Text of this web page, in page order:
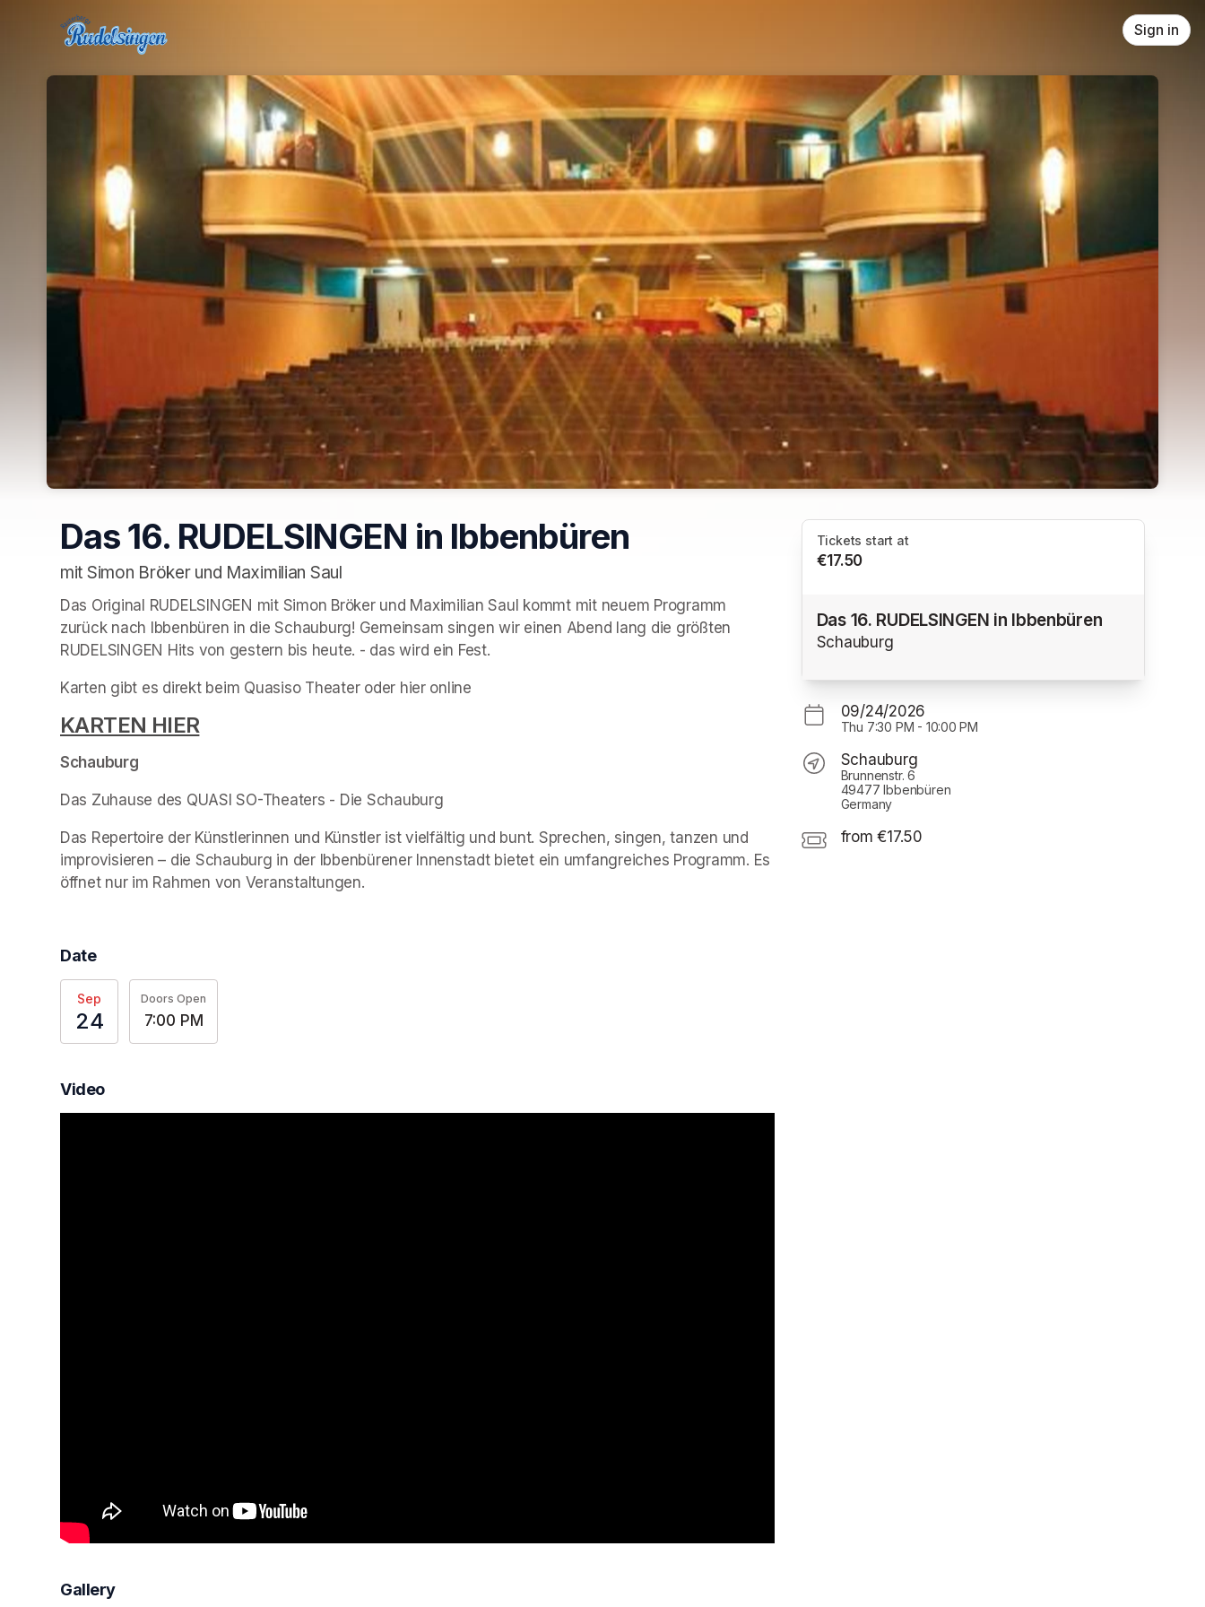
Skip header
Sign in
Das 16. RUDELSINGEN in Ibbenbüren
mit Simon Bröker und Maximilian Saul
Das Original RUDELSINGEN mit Simon Bröker und Maximilian Saul kommt mit neuem Programm
zurück nach Ibbenbüren in die Schauburg! Gemeinsam singen wir einen Abend lang die größten
RUDELSINGEN Hits von gestern bis heute. - das wird ein Fest.
Karten gibt es direkt beim Quasiso Theater oder hier online
KARTEN HIER(opens in a new tab)
Schauburg
Das Zuhause des QUASI SO-Theaters - Die Schauburg
Das Repertoire der Künstlerinnen und Künstler ist vielfältig und bunt. Sprechen, singen, tanzen und
improvisieren – die Schauburg in der Ibbenbürener Innenstadt bietet ein umfangreiches Programm. Es
öffnet nur im Rahmen von Veranstaltungen.
Date
Sep
24
Doors Open
7:00 PM
Video
Gallery
Tickets start at
€17.50
Das 16. RUDELSINGEN in Ibbenbüren
Schauburg
09/24/2026
Thu 7:30 PM - 10:00 PM
Schauburg
Brunnenstr. 6
49477 Ibbenbüren
Germany
from €17.50